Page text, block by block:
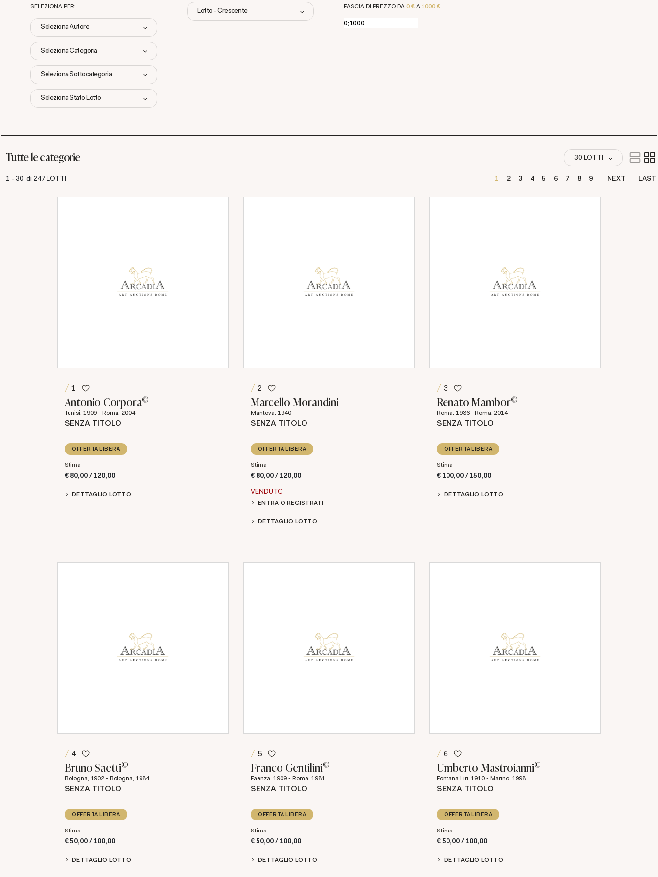
SELEZIONA PER:
Seleziona Autore
Seleziona Categoria
Seleziona Sottocategoria
Seleziona Stato Lotto
FASCIA DI PREZZO DA0 €A 1000 €
Lotto - Crescente
Tutte le categorie 30 LOTTI
1 - 30 di 247 LOTTI 1 2 3 4 5 6 7 8 9 NEXT LAST
1
Antonio Corpora©
Tunisi, 1909 - Roma, 2004
SENZA TITOLO
OFFERTA LIBERA
Stima
€ 80,00 / 120,00
DETTAGLIO LOTTO
2
Marcello Morandini
Mantova, 1940
SENZA TITOLO
OFFERTA LIBERA
Stima
€ 80,00 / 120,00
VENDUTO
ENTRA O REGISTRATI
DETTAGLIO LOTTO
3
Renato Mambor©
Roma, 1936 - Roma, 2014
SENZA TITOLO
OFFERTA LIBERA
Stima
€ 100,00 / 150,00
DETTAGLIO LOTTO
4
Bruno Saetti©
Bologna, 1902 - Bologna, 1984
SENZA TITOLO
OFFERTA LIBERA
Stima
€ 50,00 / 100,00
DETTAGLIO LOTTO
5
Franco Gentilini©
Faenza, 1909 - Roma, 1981
SENZA TITOLO
OFFERTA LIBERA
Stima
€ 50,00 / 100,00
DETTAGLIO LOTTO
6
Umberto Mastroianni©
Fontana Liri, 1910 - Marino, 1998
SENZA TITOLO
OFFERTA LIBERA
Stima
€ 50,00 / 100,00
DETTAGLIO LOTTO